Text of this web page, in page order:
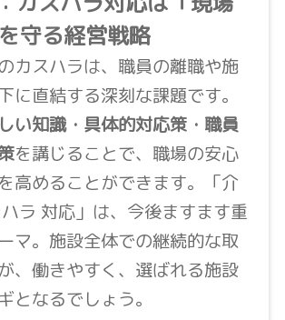
守る経営戦略
カスハラは、職員の離職や施
に直結する深刻な課題です。
い知識・具体的対応策・職員
を講じることで、職場の安心
高めることができます。「介
ラ 対応」は、今後ますます重
マ。施設全体での継続的な取
、働きやすく、選ばれる施設
となるでしょう。